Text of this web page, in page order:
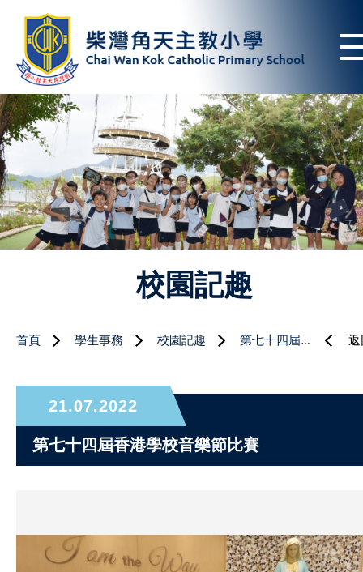
校園記趣
首頁 學生事務 校園記趣 第七十四屆香港學校音樂節比賽 返
21.07.2022
第七十四屆香港學校音樂節比賽